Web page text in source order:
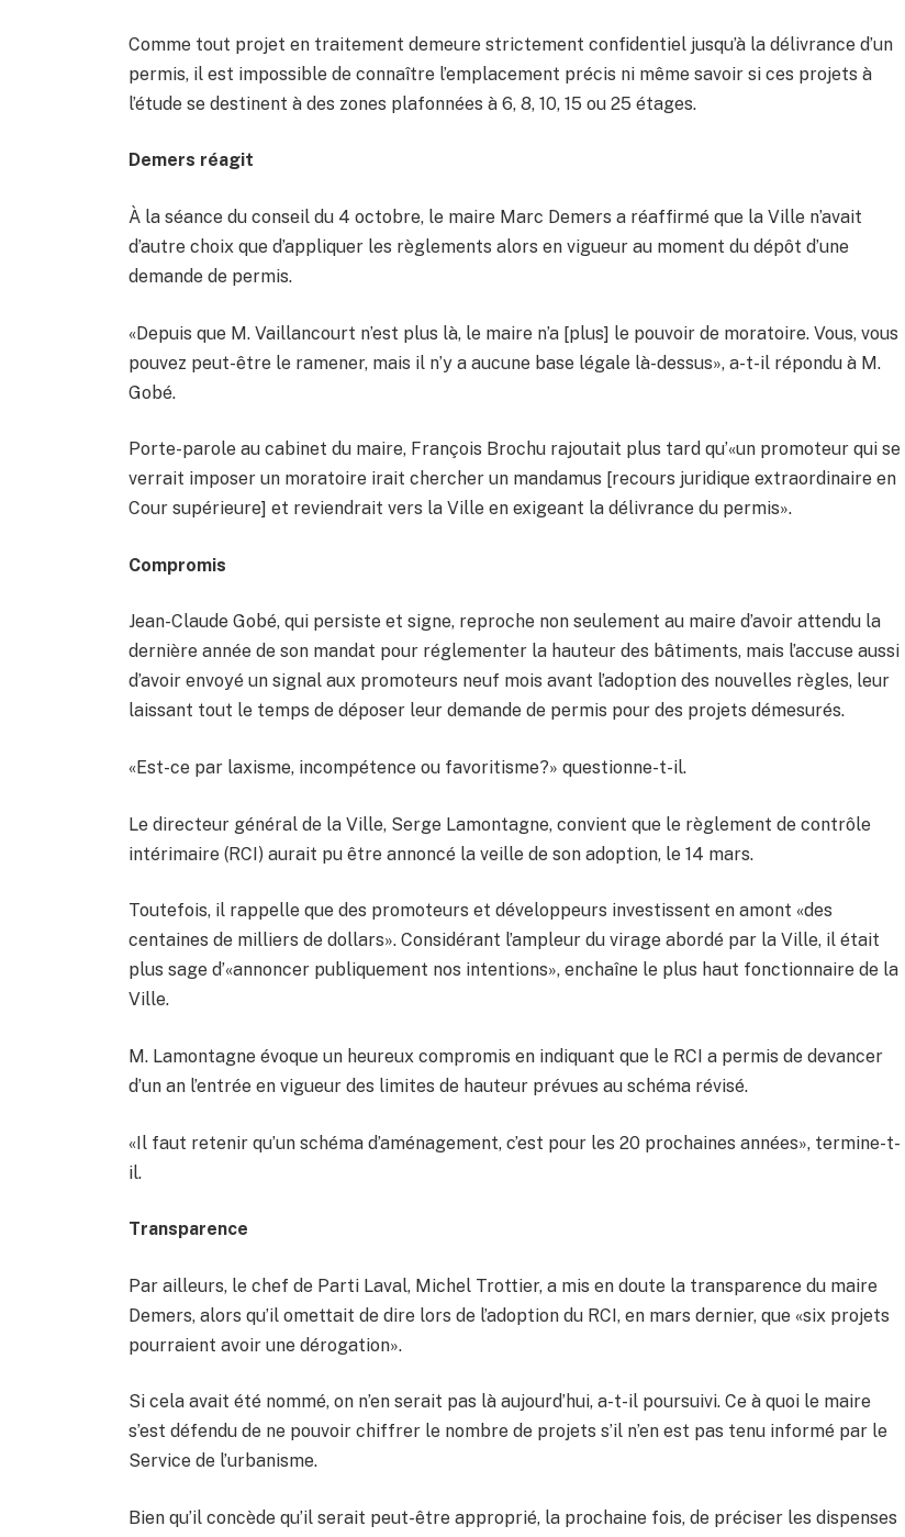
Comme tout projet en traitement demeure strictement confidentiel jusqu’à la délivrance d’un
permis, il est impossible de connaître l’emplacement précis ni même savoir si ces projets à
l’étude se destinent à des zones plafonnées à 6, 8, 10, 15 ou 25 étages.
Demers réagit
À la séance du conseil du 4 octobre, le maire Marc Demers a réaffirmé que la Ville n’avait
d’autre choix que d’appliquer les règlements alors en vigueur au moment du dépôt d’une
demande de permis.
«Depuis que M. Vaillancourt n’est plus là, le maire n’a [plus] le pouvoir de moratoire. Vous, vous
pouvez peut-être le ramener, mais il n’y a aucune base légale là-dessus», a-t-il répondu à M.
Gobé.
Porte-parole au cabinet du maire, François Brochu rajoutait plus tard qu’«un promoteur qui se
verrait imposer un moratoire irait chercher un mandamus [recours juridique extraordinaire en
Cour supérieure] et reviendrait vers la Ville en exigeant la délivrance du permis».
Compromis
Jean-Claude Gobé, qui persiste et signe, reproche non seulement au maire d’avoir attendu la
dernière année de son mandat pour réglementer la hauteur des bâtiments, mais l’accuse aussi
d’avoir envoyé un signal aux promoteurs neuf mois avant l’adoption des nouvelles règles, leur
laissant tout le temps de déposer leur demande de permis pour des projets démesurés.
«Est-ce par laxisme, incompétence ou favoritisme?» questionne-t-il.
Le directeur général de la Ville, Serge Lamontagne, convient que le règlement de contrôle
intérimaire (RCI) aurait pu être annoncé la veille de son adoption, le 14 mars.
Toutefois, il rappelle que des promoteurs et développeurs investissent en amont «des
centaines de milliers de dollars». Considérant l’ampleur du virage abordé par la Ville, il était
plus sage d’«annoncer publiquement nos intentions», enchaîne le plus haut fonctionnaire de la
Ville.
M. Lamontagne évoque un heureux compromis en indiquant que le RCI a permis de devancer
d’un an l’entrée en vigueur des limites de hauteur prévues au schéma révisé.
«Il faut retenir qu’un schéma d’aménagement, c’est pour les 20 prochaines années», termine-t-
il.
Transparence
Par ailleurs, le chef de Parti Laval, Michel Trottier, a mis en doute la transparence du maire
Demers, alors qu’il omettait de dire lors de l’adoption du RCI, en mars dernier, que «six projets
pourraient avoir une dérogation».
Si cela avait été nommé, on n’en serait pas là aujourd’hui, a-t-il poursuivi. Ce à quoi le maire
s’est défendu de ne pouvoir chiffrer le nombre de projets s’il n’en est pas tenu informé par le
Service de l’urbanisme.
Bien qu’il concède qu’il serait peut-être approprié, la prochaine fois, de préciser les dispenses